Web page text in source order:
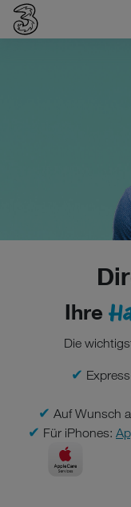
Ihre
Die
✔
✔ Auf Wunsch
✔ Für iPhones: